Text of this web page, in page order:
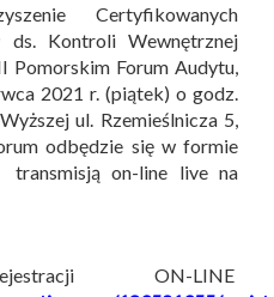
Certyfikowanych
ds. Kontroli Wewnętrznej
Pomorskim Forum Audytu,
2021 r. (piątek) o godz.
ul. Rzemieślnicza 5,
odbędzie się w formie
transmisją on-line live na
ON-LINE